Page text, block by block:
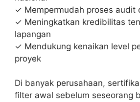
✓ Mempermudah proses audit
✓ Meningkatkan kredibilitas
lapangan
✓ Mendukung kenaikan level
proyek
Di banyak perusahaan,
filter awal sebelum seseorang